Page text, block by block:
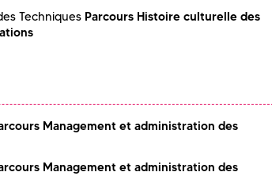
Techniques Parcours Histoire culturelle des
Management et administration des
Management et administration des